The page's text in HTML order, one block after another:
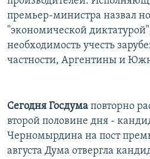
премьер-министра назвал
"экономической
необходимость учесть
частности, Аргентины и
Сегодня Госдума повторно
второй половине дня -
Черномырдина на пост
августа Дума отвергла